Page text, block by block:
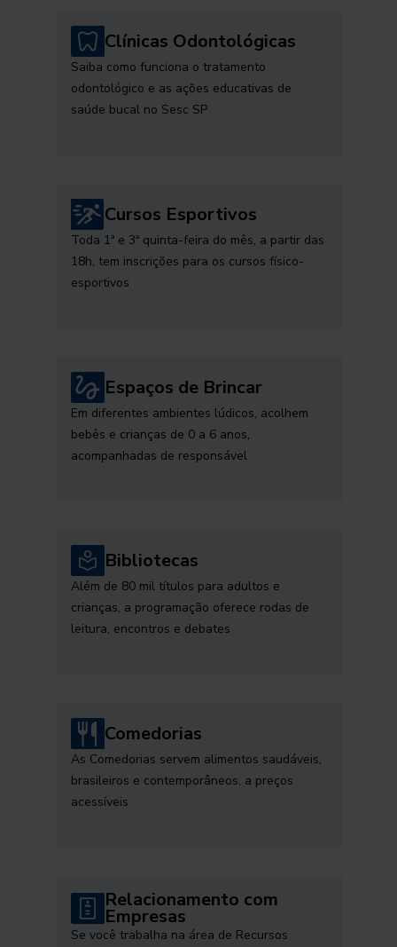
Clínicas Odontológicas
Saiba como funciona o tratamento
odontológico e as ações educativas de
saúde bucal no Sesc SP
Cursos Esportivos
Toda 1ª e 3ª quinta-feira do mês, a partir das
18h, tem inscrições para os cursos físico-
esportivos
Espaços de Brincar
Em diferentes ambientes lúdicos, acolhem
bebês e crianças de 0 a 6 anos,
acompanhadas de responsável
Bibliotecas
Além de 80 mil títulos para adultos e
crianças, a programação oferece rodas de
leitura, encontros e debates
Comedorias
As Comedorias servem alimentos saudáveis,
brasileiros e contemporâneos, a preços
acessíveis
Relacionamento com
Empresas
Se você trabalha na área de Recursos